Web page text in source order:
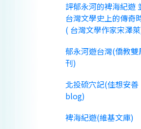
評郁永河的裨海紀遊
台灣文學史上的傳奇
( 台灣文學作家宋澤
郁永河遊台灣(僑教雙
刊)
北投硫穴記(佳想安善
blog)
裨海紀遊(維基文庫)